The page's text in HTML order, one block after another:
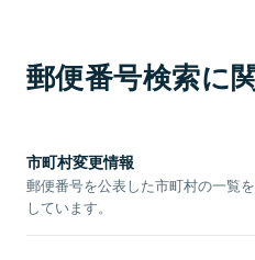
郵便番号検索に
市町村変更情報
郵便番号を公表した市町村の一覧
しています。